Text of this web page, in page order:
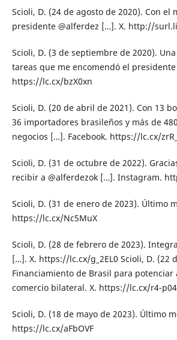
Scioli, D. (24 de agosto de 2020). Con el
presidente @alferdez […]. X. http://
Scioli, D. (3 de septiembre de 2020).
tareas que me encomendó el presidente
https://lc.cx/bzX0xn
Scioli, D. (20 de abril de 2021). Con 13
36 importadores brasileños y más de
negocios […]. Facebook. https://lc.cx/
Scioli, D. (31 de octubre de 2022).
recibir a @alferdezok […]. Instagram.
Scioli, D. (31 de enero de 2023). Último
https://lc.cx/Nc5MuX
Scioli, D. (28 de febrero de 2023).
[…]. X. https://lc.cx/g_2EL0 Scioli, D. (22
Financiamiento de Brasil para potenciar
comercio bilateral. X. https://lc.cx/r4-p04
Scioli, D. (18 de mayo de 2023). Último
https://lc.cx/aFbOVF